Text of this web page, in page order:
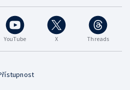
YouTube X Threads